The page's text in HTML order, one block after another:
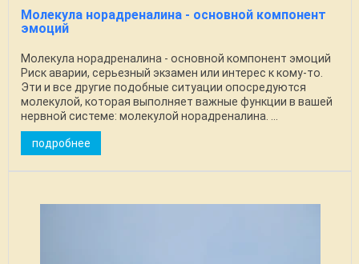
Молекула норадреналина - основной компонент
эмоций
Молекула норадреналина - основной компонент эмоций
Риск аварии, серьезный экзамен или интерес к кому-то.
Эти и все другие подобные ситуации опосредуются
молекулой, которая выполняет важные функции в вашей
нервной системе: молекулой норадреналина. ...
подробнее